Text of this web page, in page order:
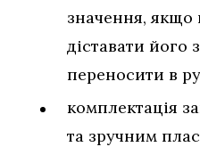
значення, якщо
діставати його
переносити в
комплектація
та зручним